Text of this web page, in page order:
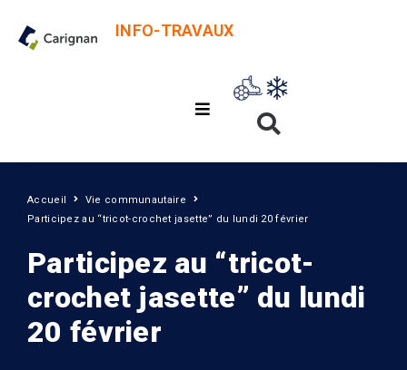
INFO-TRAVAUX
Accueil
Vie communautaire
Participez au “tricot-crochet jasette” du lundi 20 février
Participez au “tricot-
crochet jasette” du lundi
20 février